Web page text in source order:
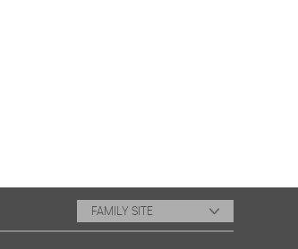
FAMILY SITE